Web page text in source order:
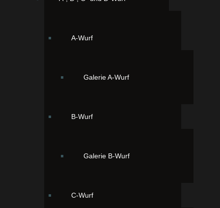
A-Wurf
Galerie A-Wurf
B-Wurf
Galerie B-Wurf
C-Wurf
Unser Drittgeborener Smudo 21:21